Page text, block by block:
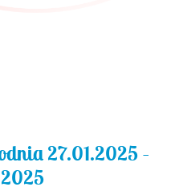
27.01.2025 –